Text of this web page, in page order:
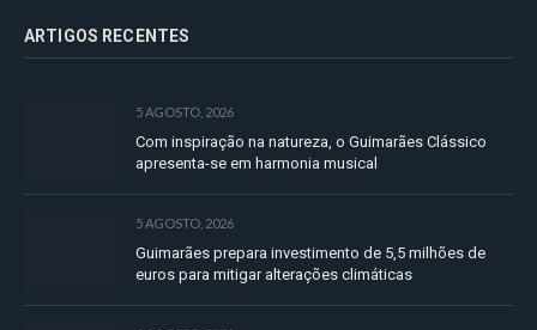
ARTIGOS RECENTES
5 AGOSTO, 2026
Com inspiração na natureza, o Guimarães Clássico
apresenta-se em harmonia musical
5 AGOSTO, 2026
Guimarães prepara investimento de 5,5 milhões de
euros para mitigar alterações climáticas